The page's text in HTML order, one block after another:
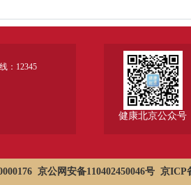
：12345
健康北京公众号
京公网安备110402450046号 京ICP